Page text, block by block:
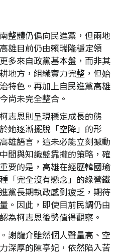
整體仍偏向民進黨，但兩地
雄目前仍由賴瑞隆穩定領
多來自政黨基本盤，而非其
地方，組織實力完整，但始
特色。再加上自民進黨高雄
尚未完全整合。
志恩則呈現穩定成長的態
她逐漸擺脫「空降」的形
雄語言，這未必能立刻撼動
間與知識藍靠攏的策略，確
要的是，高雄在經歷韓國瑜
「完全沒有懸念」的綠營鐵
黨長期執政感到疲乏，期待
。因此，即使目前民調仍由
為柯志恩後勢值得觀察。
謝龍介雖然個人聲量高、空
深厚的陳亭妃，依然陷入苦